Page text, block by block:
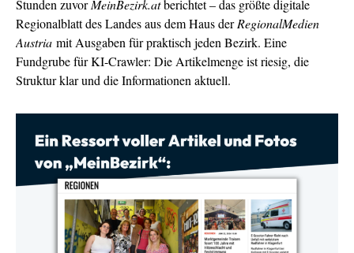
Stunden zuvorMeinBezirk.atberichtet – das größte digitale
Regionalblatt des Landes aus dem Haus derRegionalMedien
Austria mit Ausgaben für praktisch jeden Bezirk. Eine
Fundgrube für KI-Crawler: Die Artikelmenge ist riesig, die
Struktur klar und die Informationen aktuell.